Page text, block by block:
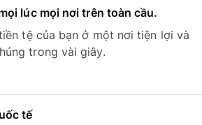
lúc mọi nơi trên toàn cầu.
tệ của bạn ở một nơi tiện lợi và
trong vài giây.
tế